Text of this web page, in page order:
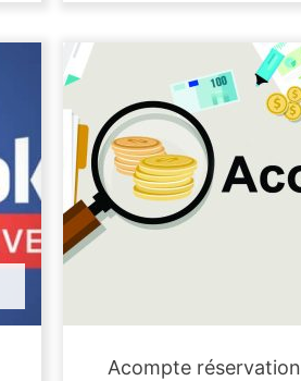
Acompte réservation